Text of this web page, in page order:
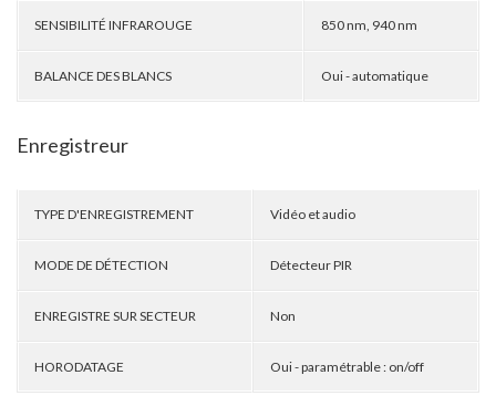
SENSIBILITÉ INFRAROUGE 850 nm, 940 nm
BALANCE DES BLANCS Oui - automatique
Enregistreur
TYPE D'ENREGISTREMENT Vidéo et audio
MODE DE DÉTECTION Détecteur PIR
ENREGISTRE SUR SECTEUR Non
HORODATAGE Oui - paramétrable : on/off